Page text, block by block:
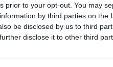
prior to your opt-out. You may
by third parties on the
be disclosed by us to third
disclose it to other third
stranieri iscritti all’anagrafe nel